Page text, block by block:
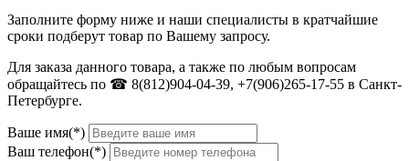
Заполните форму ниже и наши специалисты в кратчайшие
сроки подберут товар по Вашему запросу.
Для заказа данного товара, а также по любым вопросам
обращайтесь по ☎ 8(812)904-04-39, +7(906)265-17-55 в Санкт-
Петербурге.
Ваше имя(*)
Ваш телефон(*)